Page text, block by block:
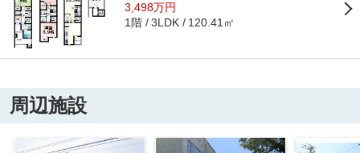
3,498万円
1階 3LDK 120.41㎡
周辺施設